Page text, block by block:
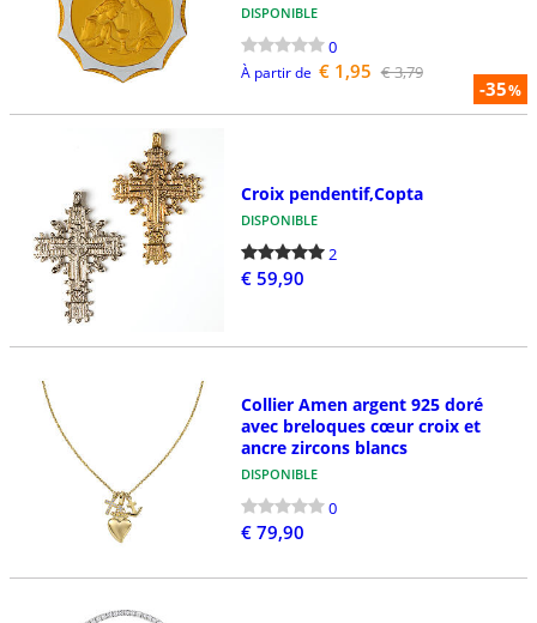
-35%
DISPONIBLE
0
À partir de € 1,95 € 3,79
Croix pendentif,Copta
DISPONIBLE
2
€ 59,90
Collier Amen argent 925 doré
avec breloques cœur croix et
ancre zircons blancs
DISPONIBLE
0
€ 79,90